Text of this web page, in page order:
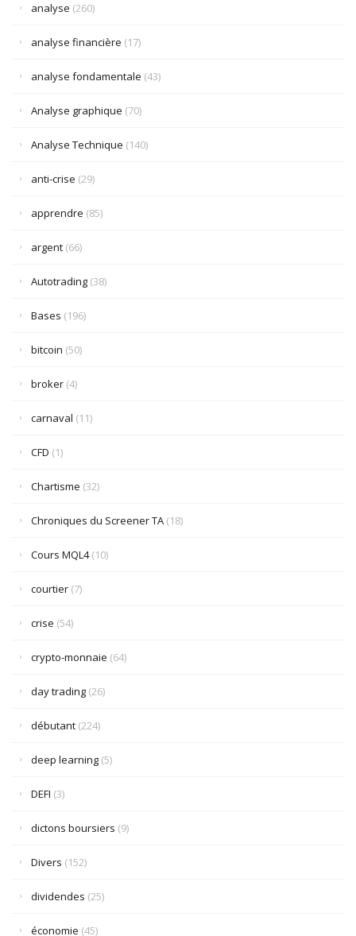
analyse (260)
analyse financière (17)
analyse fondamentale (43)
Analyse graphique (70)
Analyse Technique (140)
anti-crise (29)
apprendre (85)
argent (66)
Autotrading (38)
Bases (196)
bitcoin (50)
broker (4)
carnaval (11)
CFD (1)
Chartisme (32)
Chroniques du Screener TA (18)
Cours MQL4(10)
courtier (7)
crise (54)
crypto-monnaie (64)
day trading (26)
débutant (224)
deep learning (5)
DEFI (3)
dictons boursiers (9)
Divers (152)
dividendes (25)
économie (45)